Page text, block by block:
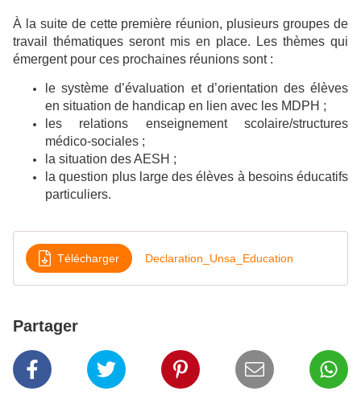
À la suite de cette première réunion, plusieurs groupes de
travail thématiques seront mis en place. Les thèmes qui
émergent pour ces prochaines réunions sont :
le système d’évaluation et d’orientation des élèves
en situation de handicap en lien avec les MDPH ;
les relations enseignement scolaire/structures
médico-sociales ;
la situation des AESH ;
la question plus large des élèves à besoins éducatifs
particuliers.
Télécharger Declaration_Unsa_Education
Partager